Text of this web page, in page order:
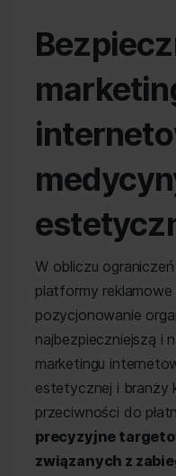
W obliczu
platformy
pozycjonowanie
najbezpieczniejszą i
marketingu
estetycznej i branży
przeciwności do
precyzyjne
związanych z